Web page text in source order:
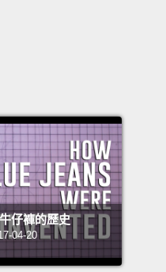
殖。這其中一些微
中毒。其它則只會
菌的噁心東西。同
引起的一種化學變
例如蘋果和馬鈴
仔褲的歷史
04-20